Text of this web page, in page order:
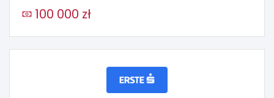
100 000 zł